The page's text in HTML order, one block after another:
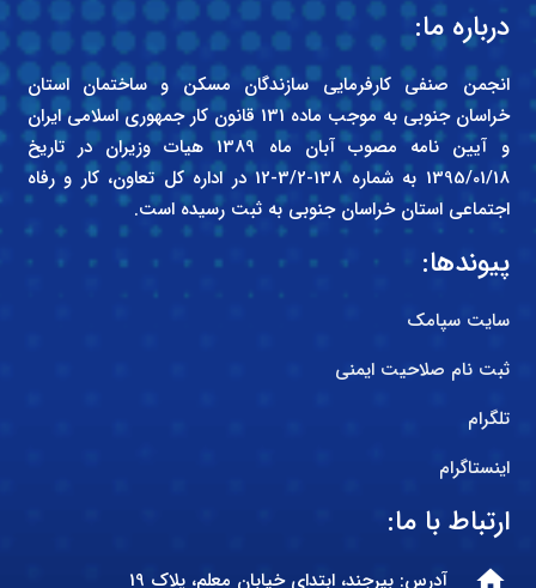
درباره ما:
انجمن صنفی کارفرمایی سازندگان مسکن و ساختمان استان
خراسان جنوبی به موجب ماده 131 قانون کار جمهوری اسلامی ایران
و آیین نامه مصوب آبان ماه 1389 هیات وزیران در تاریخ
1395/01/18 به شماره 138-3/2-12 در اداره کل تعاون، کار و رفاه
اجتماعی استان خراسان جنوبی به ثبت رسیده است.
پیوندها:
سایت سپامک
ثبت نام صلاحیت ایمنی
تلگرام
اینستاگرام
ارتباط با ما:
home آدرس: بیرجند، ابتدای خیابان معلم، پلاک 19